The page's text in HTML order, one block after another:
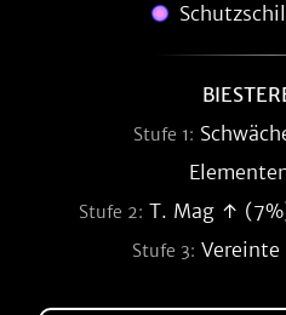
Stufe 1:
Stufe 2: T. Mag ↑
Stufe 3: